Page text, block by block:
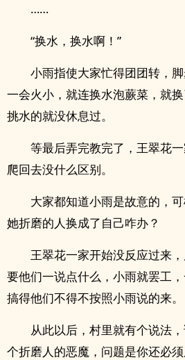
……
“换水，换水啊！”
小雨指使大家忙得团团转，
一会火小，就连换水泡蕨菜，就
挑水的就没休息过。
等最后弄完教完了，王翠花
爬回去没什么区别。
大家都知道小雨是故意的，
她折磨的人换成了自己咋办？
王翠花一家开始没反应过来
要他们一说点什么，小雨就罢工
搞得他们不得不按照小雨说的来。
从此以后，村里就有个说法
个折磨人的恶魔，问题是你还必